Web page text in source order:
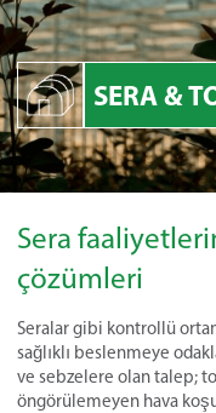
SERA &
Sera
çözümleri
Seralar gibi kontrollü
sağlıklı beslenmeye
ve sebzelere olan talep;
öngörülemeyen hava